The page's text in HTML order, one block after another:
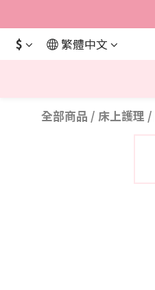
$
繁體中文
全部商品 / 床上護理 /